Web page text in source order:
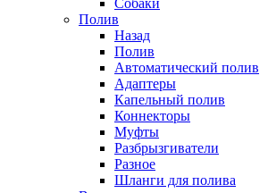
Собаки
Полив
Назад
Полив
Автоматический полив
Адаптеры
Капельный полив
Коннекторы
Муфты
Разбрызгиватели
Разное
Шланги для полива